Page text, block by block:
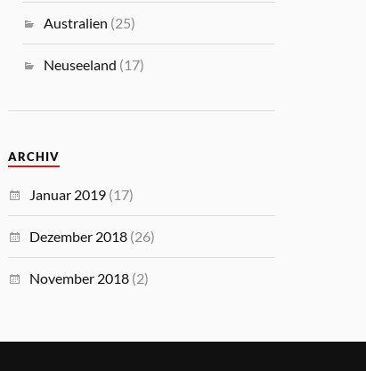
Australien (25)
Neuseeland (17)
ARCHIV
Januar 2019 (17)
Dezember 2018 (26)
November 2018 (2)